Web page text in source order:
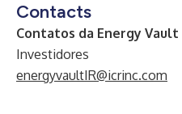
Contacts
Contatos da Energy Vault
Investidores
energyvaultIR@icrinc.com